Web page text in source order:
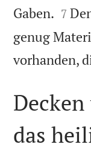
Gaben. 

7
genug
vorhanden,
das